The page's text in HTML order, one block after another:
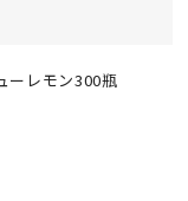
ーレモン300瓶